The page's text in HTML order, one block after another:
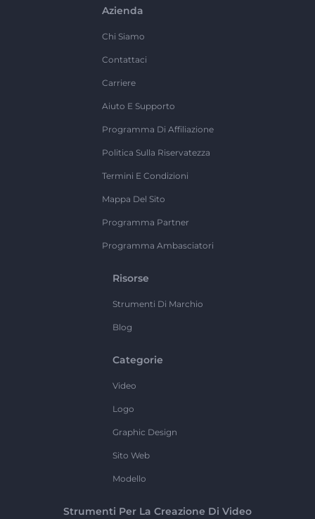
Azienda
Chi Siamo
Contattaci
Carriere
Aiuto E Supporto
Programma Di Affiliazione
Politica Sulla Riservatezza
Termini E Condizioni
Mappa Del Sito
Programma Partner
Programma Ambasciatori
Risorse
Strumenti Di Marchio
Blog
Categorie
Video
Logo
Graphic Design
Sito Web
Modello
Strumenti Per La Creazione Di Video